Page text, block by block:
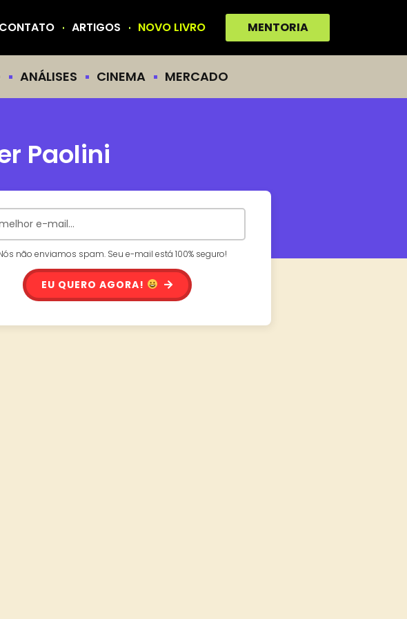
CONTATO ARTIGOS NOVO LIVRO MENTORIA
ANÁLISES CINEMA MERCADO
Paolini
não enviamos spam. Seu e-mail está 100% seguro!
EU QUERO AGORA!